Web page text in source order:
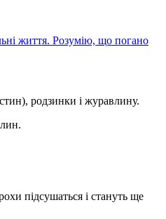
життя. Розумію, що погано
родзинки і журавлину.
підсушаться і стануть ще